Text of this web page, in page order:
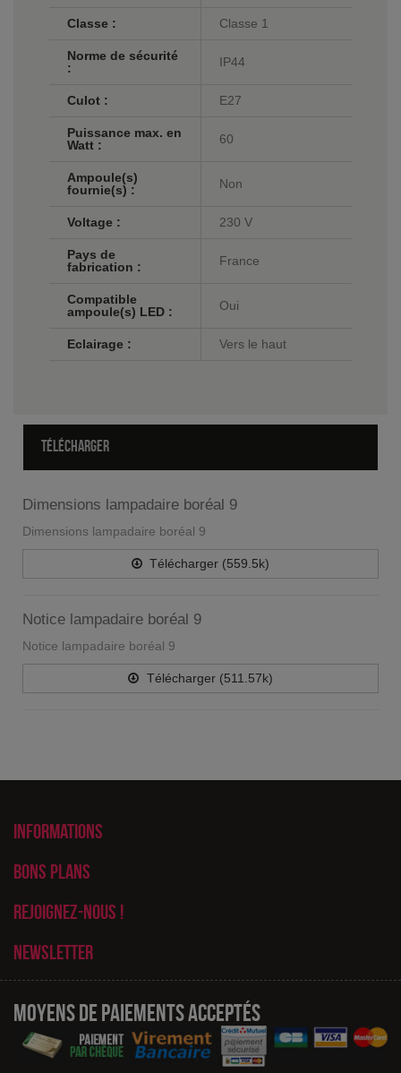
Classe : Classe 1
Norme de sécurité
:
IP44
Culot : E27
Puissance max. en
Watt :
60
Ampoule(s)
fournie(s) :
Non
Voltage : 230 V
Pays de
fabrication :
France
Compatible
ampoule(s) LED :
Oui
Eclairage : Vers le haut
TÉLÉCHARGER
Dimensions lampadaire boréal 9
Dimensions lampadaire boréal 9
Télécharger (559.5k)
Notice lampadaire boréal 9
Notice lampadaire boréal 9
Télécharger (511.57k)
Informations
Bons plans
Rejoignez-nous !
Newsletter
Moyens de paiements acceptés